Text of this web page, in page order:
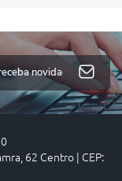
62 Centro | CEP: